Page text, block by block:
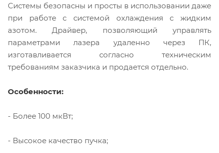
Системы безопасны и просты в использовании даже
при работе с системой охлаждения с жидким
азотом. Драйвер, позволяющий управлять
параметрами лазера удаленно через ПК,
изготавливается согласно техническим
требованиям заказчика и продается отдельно.
Особенности:
- Более 100 мкВт;
- Высокое качество пучка;